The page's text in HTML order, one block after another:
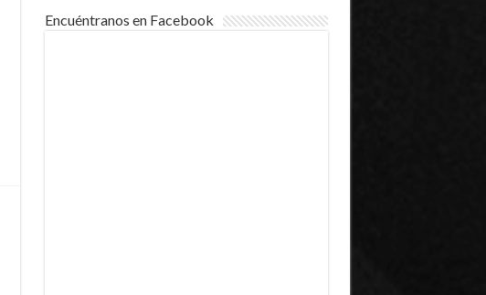
Encuéntranos en Facebook